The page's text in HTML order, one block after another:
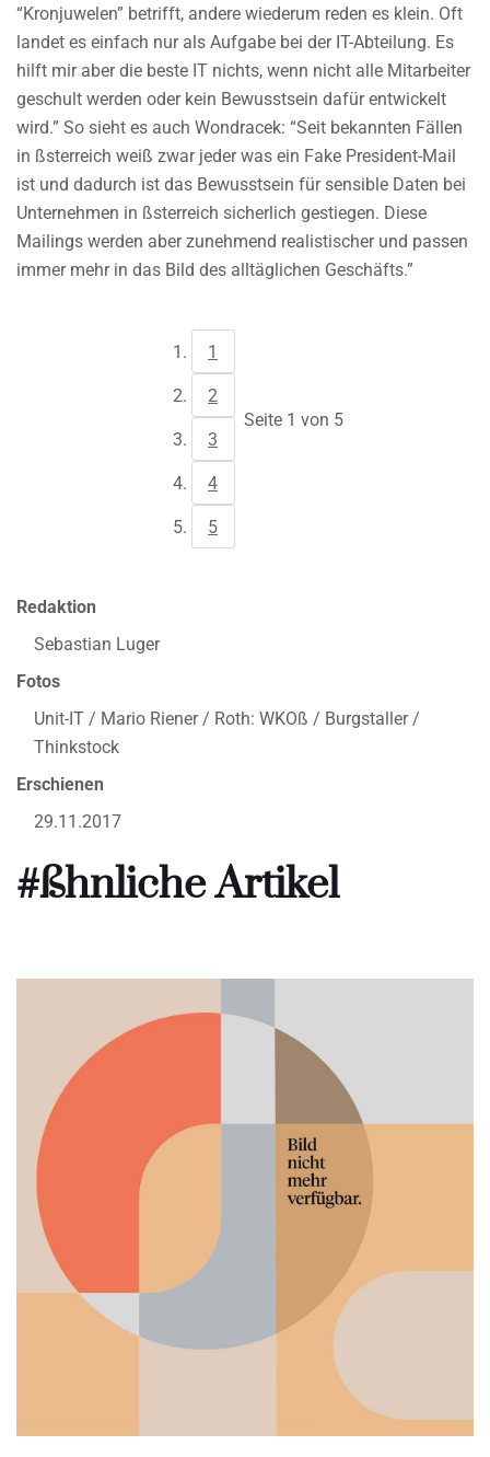
“Kronjuwelen” betrifft, andere wiederum reden es klein. Oft
landet es einfach nur als Aufgabe bei der IT-Abteilung. Es
hilft mir aber die beste IT nichts, wenn nicht alle Mitarbeiter
geschult werden oder kein Bewusstsein dafür entwickelt
wird.” So sieht es auch Wondracek: “Seit bekannten Fällen
in ßsterreich weiß zwar jeder was ein Fake President-Mail
ist und dadurch ist das Bewusstsein für sensible Daten bei
Unternehmen in ßsterreich sicherlich gestiegen. Diese
Mailings werden aber zunehmend realistischer und passen
immer mehr in das Bild des alltäglichen Geschäfts.”
1
2
3
4
5
Seite 1 von 5
Redaktion
Sebastian Luger
Fotos
Unit-IT / Mario Riener / Roth: WKOß / Burgstaller /
Thinkstock
Erschienen
29.11.2017
#ßhnliche Artikel